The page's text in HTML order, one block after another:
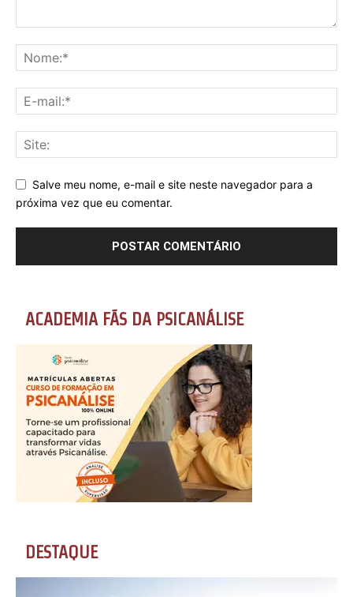
Salve meu nome, e-mail e site neste navegador para a
próxima vez que eu comentar.
ACADEMIA FÃS DA PSICANÁLISE
DESTAQUE